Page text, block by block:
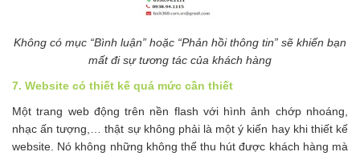
Không có mục “Bình luận” hoặc “Phản hồi thông tin” sẽ khiến bạn
mất đi sự tương tác của khách hàng
7. Website có thiết kế quá mức cần thiết
Một trang web động trên nền flash với hình ảnh chớp nhoáng,
nhạc ấn tượng,… thật sự không phải là một ý kiến hay khi thiết kế
website. Nó không những không thể thu hút được khách hàng mà